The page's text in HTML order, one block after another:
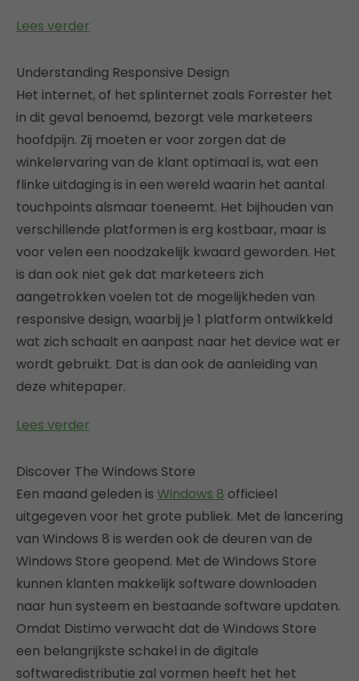
Lees verder
Understanding Responsive Design
Het internet, of het splinternet zoals Forrester het
in dit geval benoemd, bezorgt vele marketeers
hoofdpijn. Zij moeten er voor zorgen dat de
winkelervaring van de klant optimaal is, wat een
flinke uitdaging is in een wereld waarin het aantal
touchpoints alsmaar toeneemt. Het bijhouden van
verschillende platformen is erg kostbaar, maar is
voor velen een noodzakelijk kwaard geworden. Het
is dan ook niet gek dat marketeers zich
aangetrokken voelen tot de mogelijkheden van
responsive design, waarbij je 1 platform ontwikkeld
wat zich schaalt en aanpast naar het device wat er
wordt gebruikt. Dat is dan ook de aanleiding van
deze whitepaper.
Lees verder
Discover The Windows Store
Een maand geleden is Windows 8 officieel
uitgegeven voor het grote publiek. Met de lancering
van Windows 8 is werden ook de deuren van de
Windows Store geopend. Met de Windows Store
kunnen klanten makkelijk software downloaden
naar hun systeem en bestaande software updaten.
Omdat Distimo verwacht dat de Windows Store
een belangrijkste schakel in de digitale
softwaredistributie zal vormen heeft het het